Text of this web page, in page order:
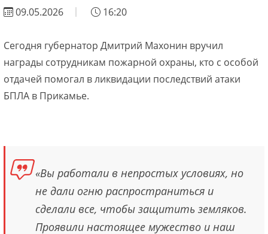
09.05.2026 16:20
Сегодня губернатор Дмитрий Махонин вручил
награды сотрудникам пожарной охраны, кто с особой
отдачей помогал в ликвидации последствий атаки
БПЛА в Прикамье.
«Вы работали в непростых условиях, но
не дали огню распространиться и
сделали все, чтобы защитить земляков.
Проявили настоящее мужество и наш